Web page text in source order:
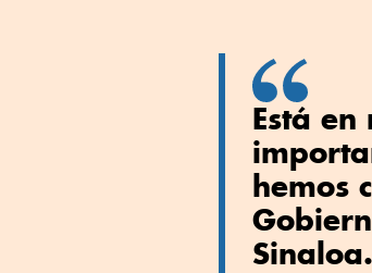
Está
hemos
Sinaloa.